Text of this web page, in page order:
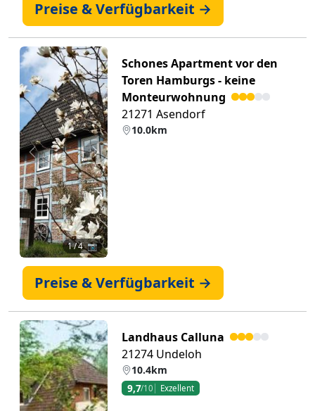
Preise & Verfügbarkeit →
Zurück Weiter
1/ 4 📷
Schones Apartment vor den
Toren Hamburgs - keine
Monteurwohnung
21271 Asendorf
10.0km
Preise & Verfügbarkeit →
Landhaus Calluna
21274 Undeloh
10.4km
9,7/10 Exzellent